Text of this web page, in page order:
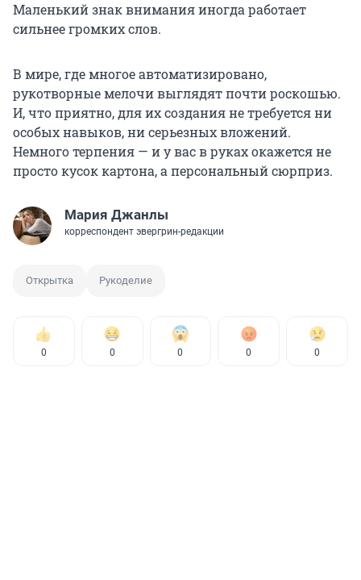
Маленький знак внимания иногда работает
сильнее громких слов.
В мире, где многое автоматизировано,
рукотворные мелочи выглядят почти роскошью.
И, что приятно, для их создания не требуется ни
особых навыков, ни серьезных вложений.
Немного терпения — и у вас в руках окажется не
просто кусок картона, а персональный сюрприз.
Мария Джанлы
корреспондент эвергрин-редакции
Открытка Рукоделие
0 0 0 0 0